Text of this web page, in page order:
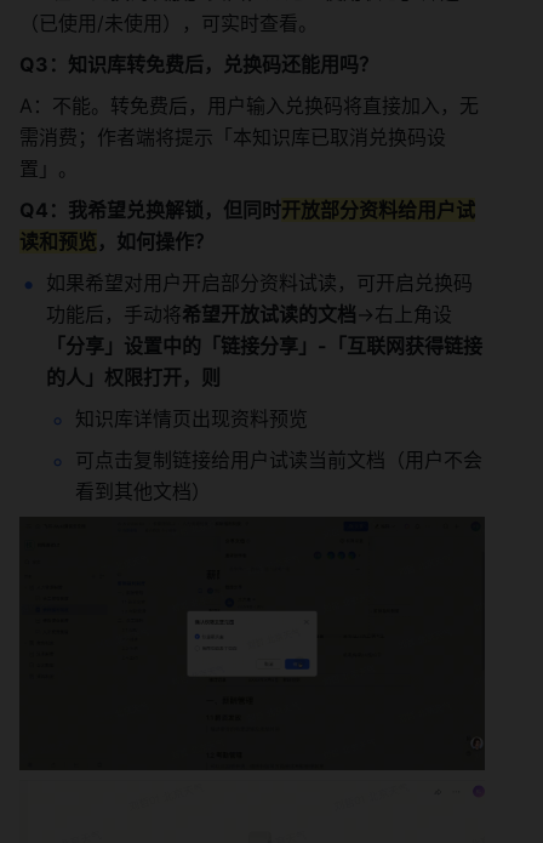
（已使用/未使用），可实时查看。
Q3：知识库转免费后，兑换码还能用吗？
A：不能。转免费后，用户输入兑换码将直接加入，无
需消费；作者端将提示「本知识库已取消兑换码设
置」。
Q4：我希望兑换解锁，但同时开放部分资料给用户试
读和预览 ，如何操作？
如果希望对用户开启部分资料试读，可开启兑换码
功能后，手动将希望开放试读的文档->右上角设
「分享」设置中的「链接分享」-「互联网获得链接
的人」权限打开，则
知识库详情页出现资料预览
可点击复制链接给用户试读当前文档（用户不会
看到其他文档）